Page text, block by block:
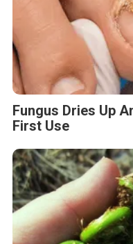
Fungus Dries Up
First Use